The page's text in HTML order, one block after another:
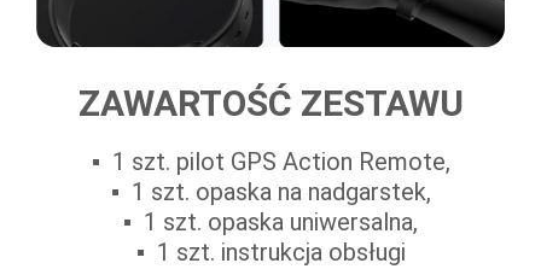
ZAWARTOŚĆ ZESTAWU
1 szt. pilot GPS Action Remote,
1 szt. opaska na nadgarstek,
1 szt. opaska uniwersalna,
1 szt. instrukcja obsługi